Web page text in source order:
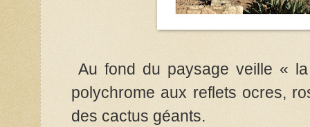
Au fond du paysage veille «
polychrome aux reflets ocres,
des cactus géants.